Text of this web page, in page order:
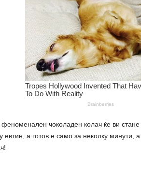
чоколаден колач ќе ви
а готов е само за неколку минути, а